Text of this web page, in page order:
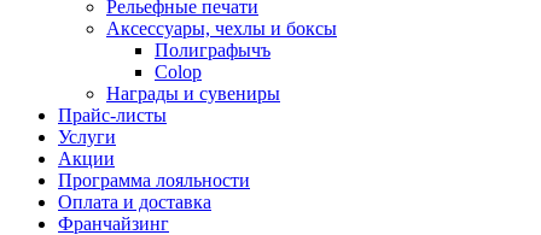
Рельефные печати
Аксессуары, чехлы и боксы
Полиграфычъ
Colop
Награды и сувениры
Прайс-листы
Услуги
Акции
Программа лояльности
Оплата и доставка
Франчайзинг